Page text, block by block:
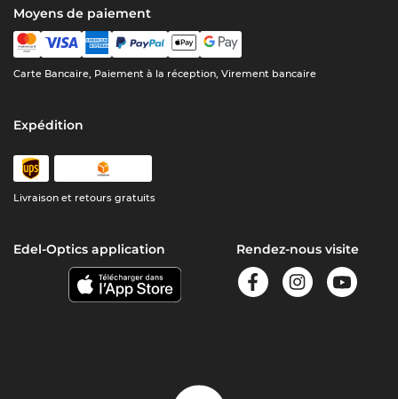
Moyens de paiement
Carte Bancaire, Paiement à la réception, Virement bancaire
Expédition
Livraison et retours gratuits
Edel-Optics application Rendez-nous visite